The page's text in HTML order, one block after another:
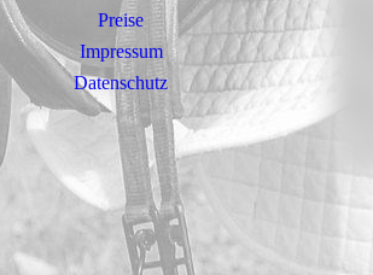
Preise
Impressum
Datenschutz